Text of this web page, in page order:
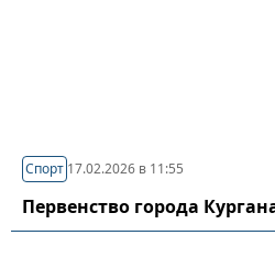
Спорт 17.02.2026 в 11:55
Первенство города